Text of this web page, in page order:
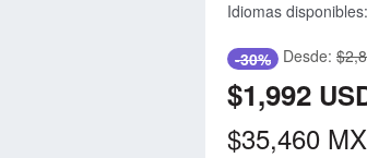
Idiomas disponibles:
-30% Desde:
$1,992
$35,460